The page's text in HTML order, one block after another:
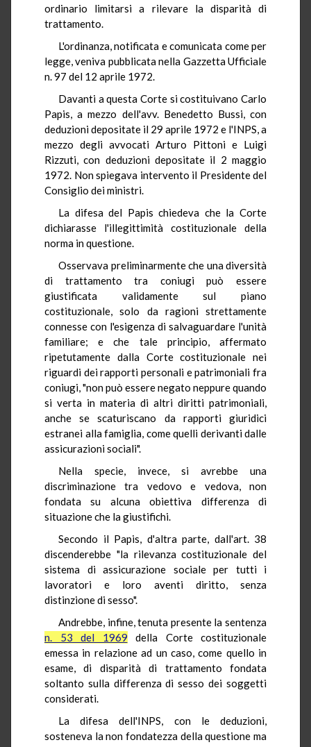
ordinario limitarsi a rilevare la disparità di
trattamento.
L'ordinanza, notificata e comunicata come per
legge, veniva pubblicata nella Gazzetta Ufficiale
n. 97 del 12 aprile 1972.
Davanti a questa Corte si costituivano Carlo
Papis, a mezzo dell'avv. Benedetto Bussi, con
deduzioni depositate il 29 aprile 1972 e l'INPS, a
mezzo degli avvocati Arturo Pittoni e Luigi
Rizzuti, con deduzioni depositate il 2 maggio
1972. Non spiegava intervento il Presidente del
Consiglio dei ministri.
La difesa del Papis chiedeva che la Corte
dichiarasse l'illegittimità costituzionale della
norma in questione.
Osservava preliminarmente che una diversità
di trattamento tra coniugi può essere
giustificata validamente sul piano
costituzionale, solo da ragioni strettamente
connesse con l'esigenza di salvaguardare l'unità
familiare; e che tale principio, affermato
ripetutamente dalla Corte costituzionale nei
riguardi dei rapporti personali e patrimoniali fra
coniugi, "non può essere negato neppure quando
si verta in materia di altri diritti patrimoniali,
anche se scaturiscano da rapporti giuridici
estranei alla famiglia, come quelli derivanti dalle
assicurazioni sociali".
Nella specie, invece, si avrebbe una
discriminazione tra vedovo e vedova, non
fondata su alcuna obiettiva differenza di
situazione che la giustifichi.
Secondo il Papis, d'altra parte, dall'art. 38
discenderebbe "la rilevanza costituzionale del
sistema di assicurazione sociale per tutti i
lavoratori e loro aventi diritto, senza
distinzione di sesso".
Andrebbe, infine, tenuta presente la sentenza
n. 53 del 1969 della Corte costituzionale
emessa in relazione ad un caso, come quello in
esame, di disparità di trattamento fondata
soltanto sulla differenza di sesso dei soggetti
considerati.
La difesa dell'INPS, con le deduzioni,
sosteneva la non fondatezza della questione ma